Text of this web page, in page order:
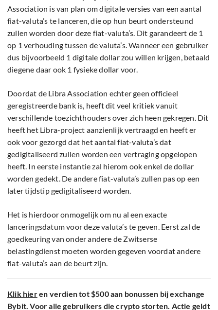
Association is van plan om digitale versies van een aantal
fiat-valuta’s te lanceren, die op hun beurt ondersteund
zullen worden door deze fiat-valuta’s. Dit garandeert de 1
op 1 verhouding tussen de valuta’s. Wanneer een gebruiker
dus bijvoorbeeld 1 digitale dollar zou willen krijgen, betaald
diegene daar ook 1 fysieke dollar voor.
Doordat de Libra Association echter geen officieel
geregistreerde bank is, heeft dit veel kritiek vanuit
verschillende toezichthouders over zich heen gekregen. Dit
heeft het Libra-project aanzienlijk vertraagd en heeft er
ook voor gezorgd dat het aantal fiat-valuta’s dat
gedigitaliseerd zullen worden een vertraging opgelopen
heeft. In eerste instantie zal hierom ook enkel de dollar
worden gedekt. De andere fiat-valuta’s zullen pas op een
later tijdstip gedigitaliseerd worden.
Het is hierdoor onmogelijk om nu al een exacte
lanceringsdatum voor deze valuta’s te geven. Eerst zal de
goedkeuring van onder andere de Zwitserse
belastingdienst moeten worden gegeven voordat andere
fiat-valuta’s aan de beurt zijn.
Klik hieren verdien tot $500 aan bonussen bij exchange
Bybit. Voor alle gebruikers die crypto storten. Actie geldt